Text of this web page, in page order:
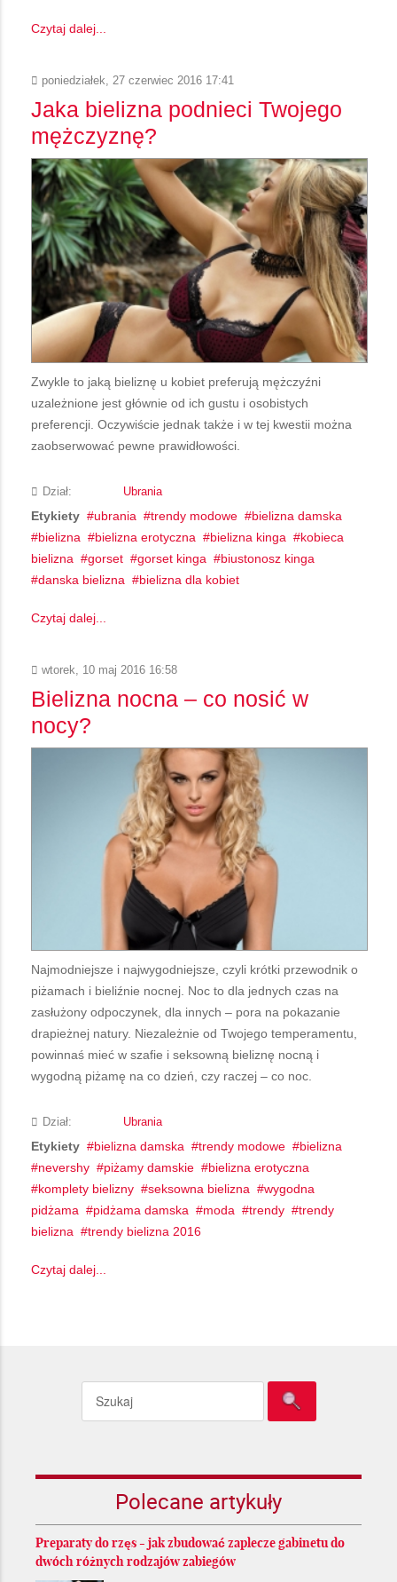
Czytaj dalej...
poniedziałek, 27 czerwiec 2016 17:41
Jaka bielizna podnieci Twojego
mężczyznę?
Zwykle to jaką bieliznę u kobiet preferują mężczyźni
uzależnione jest głównie od ich gustu i osobistych
preferencji. Oczywiście jednak także i w tej kwestii można
zaobserwować pewne prawidłowości.
Dział: Ubrania
Etykiety ubrania trendy modowe
bielizna damska
bielizna
bielizna erotyczna bielizna kinga
kobieca
bielizna
gorset gorset kinga
biustonosz kinga
danska bielizna
bielizna dla kobiet
Czytaj dalej...
wtorek, 10 maj 2016 16:58
Bielizna nocna – co nosić w
nocy?
Najmodniejsze i najwygodniejsze, czyli krótki przewodnik o
piżamach i bieliźnie nocnej. Noc to dla jednych czas na
zasłużony odpoczynek, dla innych – pora na pokazanie
drapieżnej natury. Niezależnie od Twojego temperamentu,
powinnaś mieć w szafie i seksowną bieliznę nocną i
wygodną piżamę na co dzień, czy raczej – co noc.
Dział: Ubrania
Etykiety bielizna damska trendy modowe
bielizna
nevershy
piżamy damskie
bielizna erotyczna
komplety bielizny
seksowna bielizna
wygodna
pidżama
pidżama damska moda trendy
trendy
bielizna
trendy bielizna 2016
Czytaj dalej...
Polecane artykuły
Preparaty do rzęs - jak zbudować zaplecze gabinetu do
dwóch różnych rodzajów zabiegów